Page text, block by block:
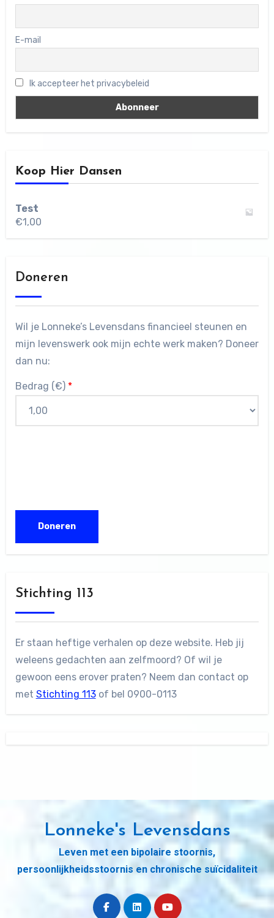
E-mail
Ik accepteer het privacybeleid
Koop Hier Dansen
Test
€1,00
Doneren
Wil je Lonneke’s Levensdans financieel steunen en
mijn levenswerk ook mijn echte werk maken? Doneer
dan nu:
Bedrag (€) *
Stichting 113
Er staan heftige verhalen op deze website. Heb jij
weleens gedachten aan zelfmoord? Of wil je
gewoon eens erover praten? Neem dan contact op
met Stichting 113of bel 0900-0113
Lonneke's Levensdans
Leven met een bipolaire stoornis,
persoonlijkheidsstoornis en chronische suïcidaliteit